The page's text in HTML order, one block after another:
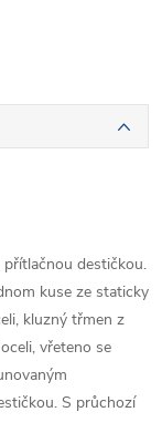
destičkou.
kuse ze staticky
kluzný třmen z
vřeteno se
S průchozí